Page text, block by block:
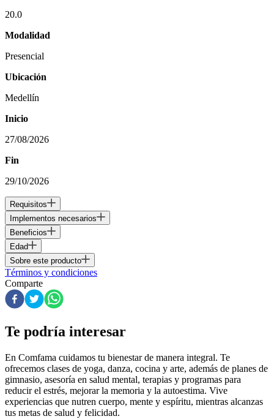
20.0
Modalidad
Presencial
Ubicación
Medellín
Inicio
27/08/2026
Fin
29/10/2026
Requisitos
Implementos necesarios
Beneficios
Edad
Sobre este producto
Términos y condiciones
Comparte
Te podría interesar
En Comfama cuidamos tu bienestar de manera integral. Te
ofrecemos clases de yoga, danza, cocina y arte, además de planes de
gimnasio, asesoría en salud mental, terapias y programas para
reducir el estrés, mejorar la memoria y la autoestima. Vive
experiencias que nutren cuerpo, mente y espíritu, mientras alcanzas
tus metas de salud y felicidad.